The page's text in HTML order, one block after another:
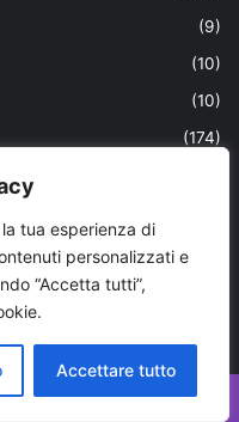
tua esperienza di
personalizzati e
“Accetta tutti”,
Accettare tutto
(9)
(10)
(10)
(174)
(18)